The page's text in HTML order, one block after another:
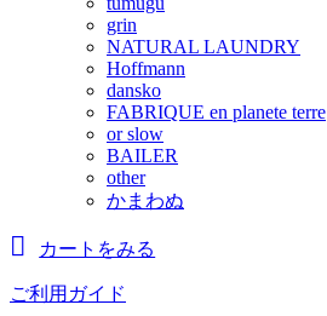
grin
NATURAL LAUNDRY
Hoffmann
dansko
FABRIQUE en planete terre
or slow
BAILER
other
かまわぬ
カートをみる
ご利用ガイド